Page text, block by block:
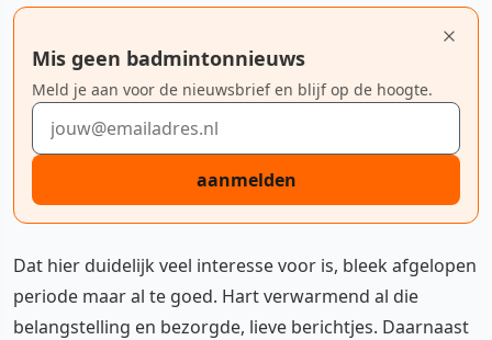
Mis geen badmintonnieuws
Meld je aan voor de nieuwsbrief en blijf op de hoogte.
E-mailadres
aanmelden
Dat hier duidelijk veel interesse voor is, bleek afgelopen
periode maar al te goed. Hart verwarmend al die
belangstelling en bezorgde, lieve berichtjes. Daarnaast